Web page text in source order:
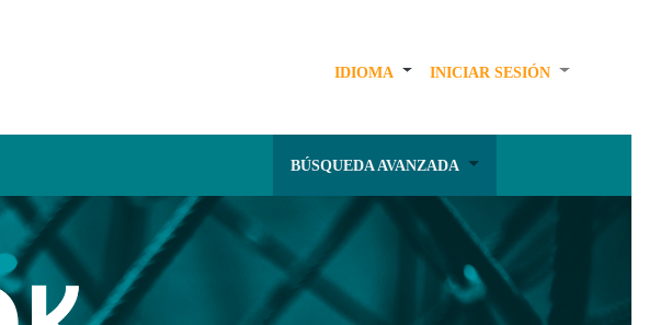
IDIOMA INICIAR SESIÓN
BÚSQUEDA AVANZADA